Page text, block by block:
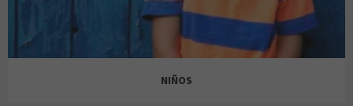
AZALEA YOUNG
AREA ZERO
NIÑOS